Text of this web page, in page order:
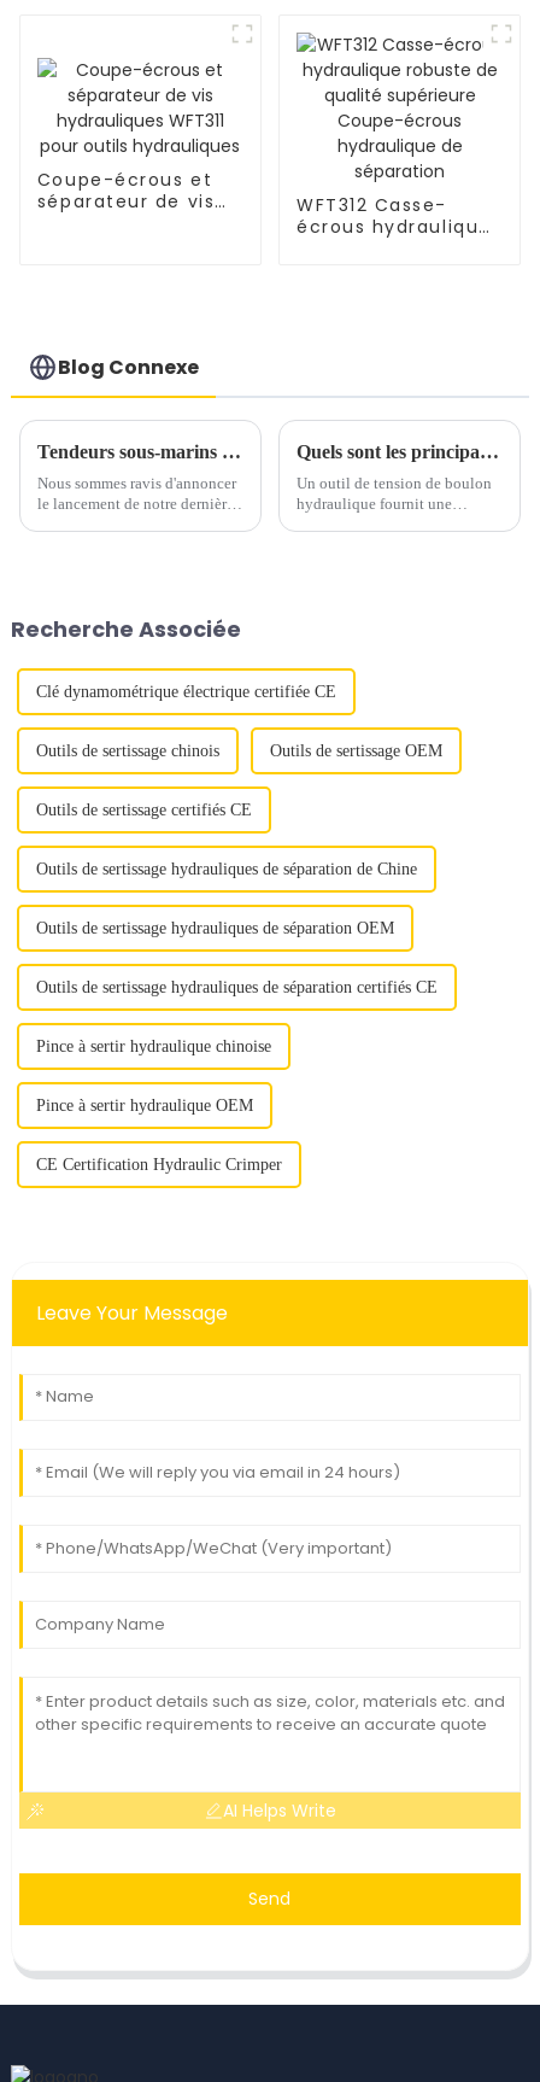
Coupe-écrous et
séparateur de vis
WFT312 Casse-
écrous hydraulique
Blog Connexe
Tendeurs sous-marins – Conçus pour la fiabilité et la performance dans les environnements sous-marins exigeants
Nous sommes ravis d'annoncer
le lancement de notre dernière
croissantes de l'industrie
Quels sont les principaux avantages des tendeurs hydrauliques
Un outil de tension de boulon
hydraulique fournit une
Recherche Associée
Clé dynamométrique électrique certifiée CE
Outils de sertissage chinois Outils de sertissage OEM
Outils de sertissage certifiés CE
Outils de sertissage hydrauliques de séparation de Chine
Outils de sertissage hydrauliques de séparation OEM
Outils de sertissage hydrauliques de séparation certifiés CE
Pince à sertir hydraulique chinoise
Pince à sertir hydraulique OEM
CE Certification Hydraulic Crimper
Leave Your Message
AI Helps Write
Send